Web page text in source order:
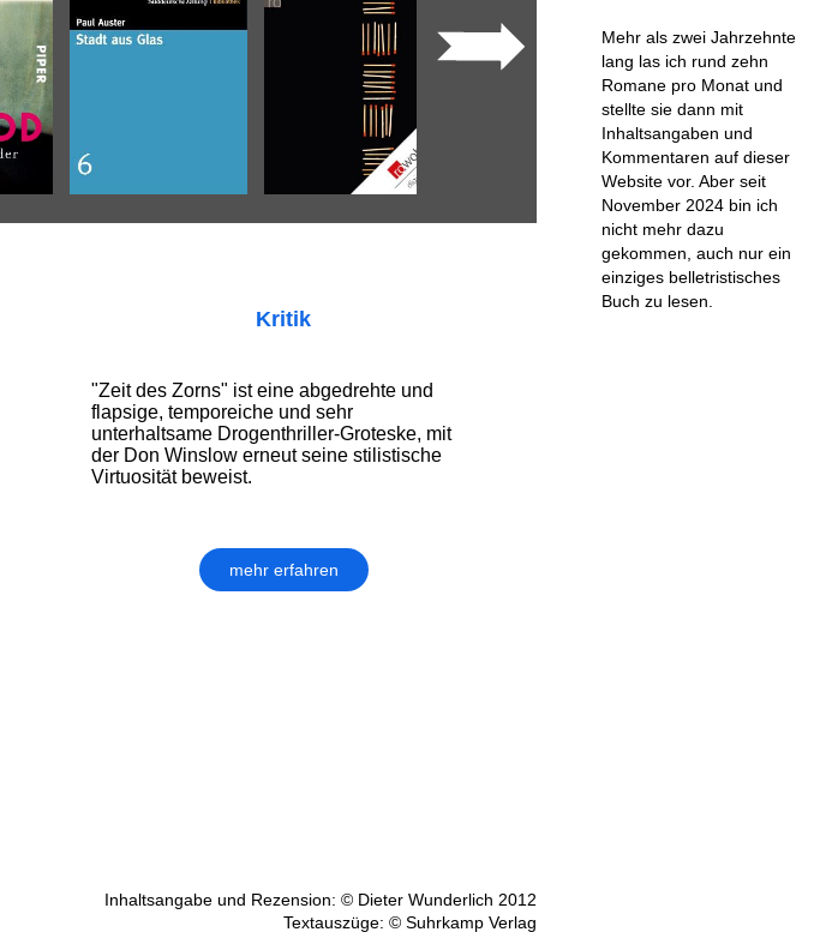
Kritik
"Zeit des Zorns" ist eine abgedrehte und
flapsige, temporeiche und sehr
unterhaltsame Drogenthriller-Groteske, mit
der Don Winslow erneut seine stilistische
Virtuosität beweist.
mehr erfahren
Inhaltsangabe und Rezension: © Dieter Wunderlich 2012
Textauszüge: © Suhrkamp Verlag
Mehr als zwei Jahrzehnte
lang las ich rund zehn
Romane pro Monat und
stellte sie dann mit
Inhaltsangaben und
Kommentaren auf dieser
Website vor. Aber seit
November 2024 bin ich
nicht mehr dazu
gekommen, auch nur ein
einziges belletristisches
Buch zu lesen.